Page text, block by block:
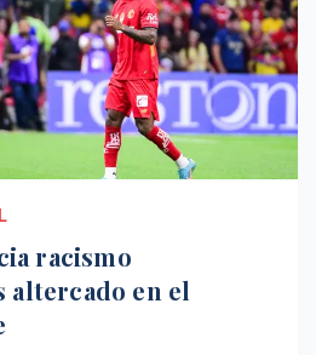
racismo
altercado en el